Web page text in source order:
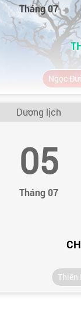
Tháng 07
Ngọc
Dương lịch
05
Tháng 07
Thiên